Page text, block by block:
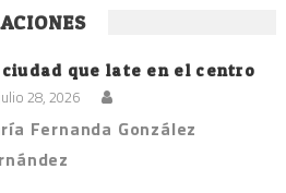
ciudad que late en el centro
julio 28, 2026
Fernanda González